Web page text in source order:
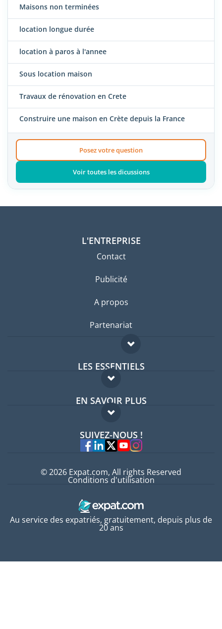
Maisons non terminées
location longue durée
location à paros à l'annee
Sous location maison
Travaux de rénovation en Crete
Construire une maison en Crète depuis la France
Posez votre question
Voir toutes les dicussions
L'ENTREPRISE
Contact
Publicité
A propos
Partenariat
LES ESSENTIELS
Forum expatriés
Guides pays
EN SAVOIR PLUS
FAQ
Experts
SUIVEZ-NOUS !
Au service des expatriés, gratuitement, depuis plus de
20 ans
© 2026 Expat.com, All rights Reserved
Conditions d'utilisation